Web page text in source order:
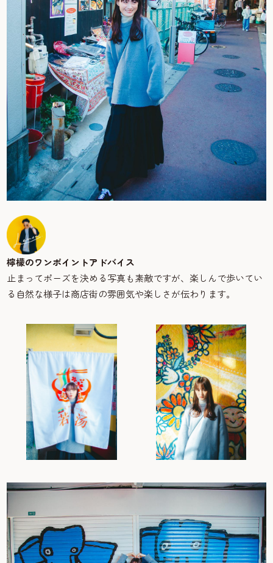
檸檬のワンポイントアドバイス
止まってポーズを決める写真も素敵ですが、楽しんで歩いてい
る自然な様子は商店街の雰囲気や楽しさが伝わります。